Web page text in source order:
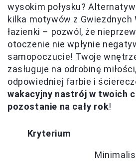
wysokim połysku?
kilka motywów z Gwiezdnych
łazienki – pozwól, że
otoczenie nie wpłynie
samopoczucie! Twoje
zasługuje na odrobinę
odpowiedniej farbie i
wakacyjny nastrój w twoich
pozostanie na cały rok!
Kryterium